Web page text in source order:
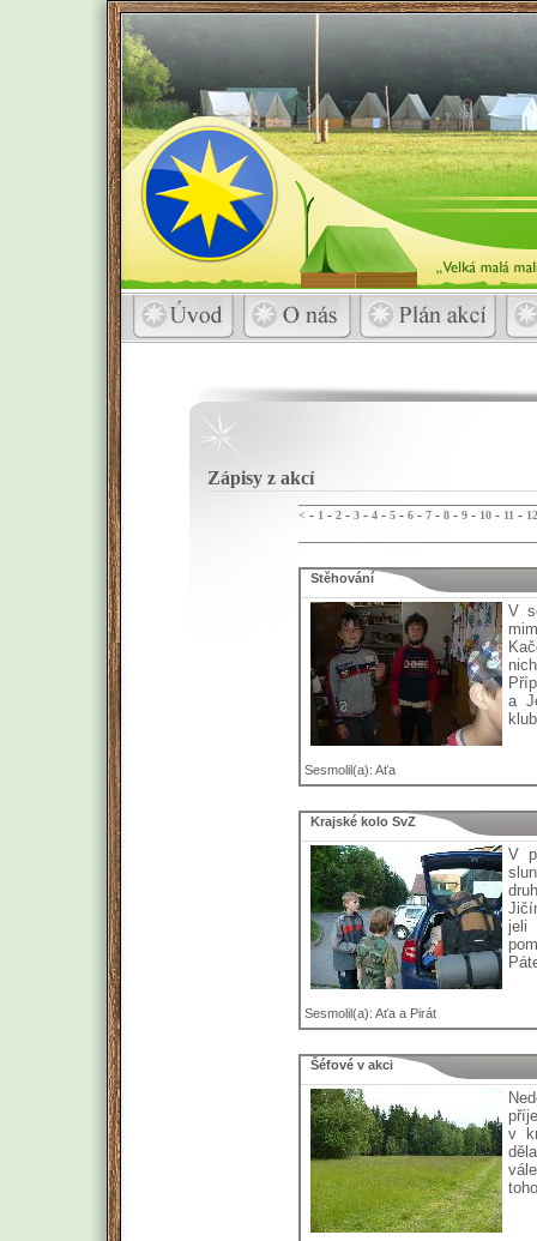
Zápisy z akcí
< - 1 - 2 - 3 - 4 - 5 - 6 - 7 - 8 - 9 - 10 - 11 - 12
Stěhování
V
a
Sesmolil(a): Aťa
Krajské kolo SvZ
V
jeli
Sesmolil(a): Aťa a Pirát
Šéfové v akci
v